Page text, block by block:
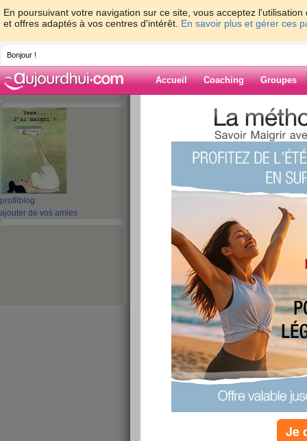
En poursuivant votre navigation sur ce site, vous acceptez
et offres adaptés à vos centres d'intérêt. En savoir plus et gérer ces
Bonjour !
Accueil Coaching Groupes
profil blog
ajouter de vos amies
> > Week
Blog de gladdys
Week end un peu
... a vrai dire la semaine a déjà
beaucoup beaucoup de taff au
mercredi levée à 5h30
du coup j'arrive en week end,
contente d'être en week end et
détendue et relax, avec
Monhomme n'est pas là et du
les tâches ménagères et les deux
de femmes le font et je tire mon
particulièrement à
ce ne serait pas possible à moins
Je